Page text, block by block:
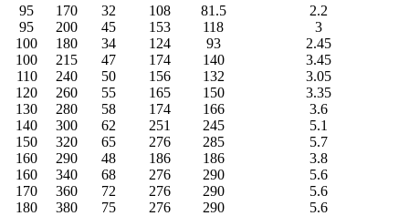
95
170 32 108 81.5
2.2
95
200 45 153 118
3
100
180 34 124 93
2.45
100
215 47 174 140
3.45
110
240 50 156 132
3.05
120
260 55 165 150
3.35
130
280 58 174 166
3.6
140
300 62 251 245
5.1
150
320 65 276 285
5.7
160
290 48 186 186
3.8
160
340 68 276 290
5.6
170
360 72 276 290
5.6
180
380 75 276 290
5.6